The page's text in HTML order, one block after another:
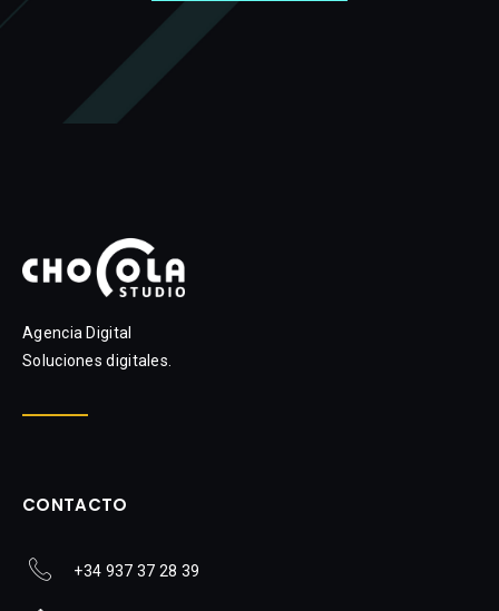
Agencia Digital
Soluciones digitales.
CONTACTO
+34 937 37 28 39